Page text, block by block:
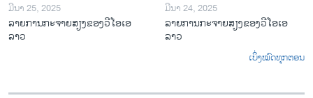
ມີນາ 25, 2025
ລາຍການກະຈາຍສຽງຂອງວີໂອເອ
ລາວ
ມີນາ 24, 2025
ລາຍການກະຈາຍສຽງຂອງວີໂອເອ
ລາວ
ເບິ່ງໝົດທຸກຕອນ